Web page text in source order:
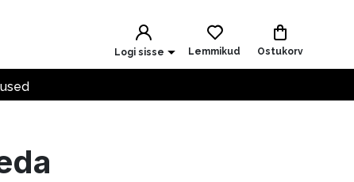
Logi sisse Lemmikud Ostukorv